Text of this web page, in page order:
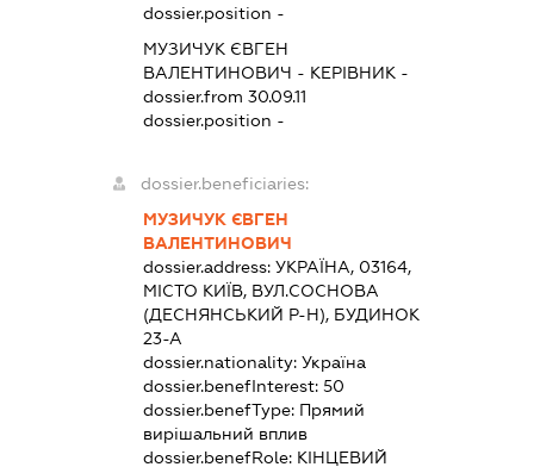
dossier.position -
МУЗИЧУК ЄВГЕН
ВАЛЕНТИНОВИЧ - КЕРІВНИК -
dossier.from 30.09.11
dossier.position -
dossier.beneficiaries:
МУЗИЧУК ЄВГЕН
ВАЛЕНТИНОВИЧ
dossier.address: УКРАЇНА, 03164,
МІСТО КИЇВ, ВУЛ.СОСНОВА
(ДЕСНЯНСЬКИЙ Р-Н), БУДИНОК
23-А
dossier.nationality: Україна
dossier.benefInterest: 50
dossier.benefType: Прямий
вирішальний вплив
dossier.benefRole: КІНЦЕВИЙ